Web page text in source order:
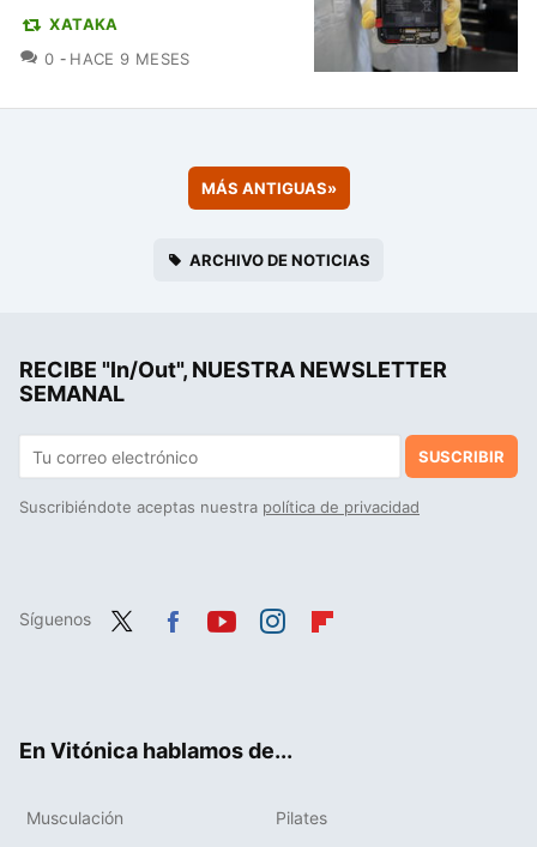
XATAKA
0 COMENTARIOS
HACE 9 MESES
MÁS ANTIGUAS»
ARCHIVO DE NOTICIAS
RECIBE "In/Out", NUESTRA NEWSLETTER
SEMANAL
SUSCRIBIR
Suscribiéndote aceptas nuestra política de privacidad
Síguenos
En Vitónica hablamos de...
Musculación Pilates